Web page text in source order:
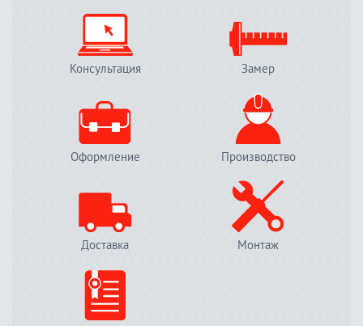
Консультация Замер
Оформление Производство
Доставка Монтаж